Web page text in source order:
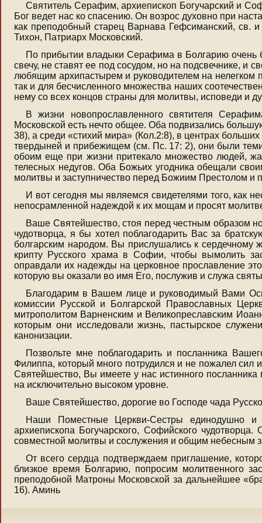
Святитель Серафим, архиепископ Богучарский и
Бог ведет нас ко спасению. Он возрос духовно при
как преподобный старец Варнава Гефсиманский, св.
Тихон, Патриарх Московский.
По прибытии владыки Серафима в Болгарию очень
свечу, не ставят ее под сосудом, но на подсвечнике, и
любящим архипастырем и руководителем на нелегком
так и для бесчисленного множества наших
нему со всех концов страны для молитвы, исповеди и
В жизни новопрославленного святителя
Московской есть нечто общее. Оба подвизались
38), а среди «стихий мира» (Кол.2:8), в центрах
твердыней и прибежищем (см. Пс. 17: 2), они были
обоим еще при жизни притекало множество людей,
телесных недугов. Оба Божьих угодника обещали
молитвы и заступничество перед Божиим Престолом и
И вот сегодня мы являемся свидетелями того, как
непосрамленной надеждой к их мощам и просят
Ваше Святейшество, стоя перед честным образом
чудотворца, я бы хотел поблагодарить Вас за
болгарским народом. Вы прислушались к сердечному
крипту Русского храма в Софии, чтобы вымолить
оправдали их надежды на церковное прославление
которую вы оказали во имя Его, послужив и служа
Благодарим в Вашем лице и руководимый Вами
комиссии Русской и Болгарской Православных
митрополитом Варненским и Великопреславским
которым они исследовали жизнь, пастырское
канонизации.
Позвольте мне поблагодарить и посланника
Филиппа, который много потрудился и не пожалел сил
Святейшество, Вы имеете у нас истинного
на исключительно высоком уровне.
Ваше Святейшество, дорогие во Господе чада
Наши Поместные Церкви-Сестры единодушно и
архиепископа Богучарского, Софийского
совместной молитвы и сослужения и общим небесным
От всего сердца подтверждаем приглашение,
близкое время Болгарию, попросим молитвенного
преподобной Матроны Московской за дальнейшее
16). Аминь